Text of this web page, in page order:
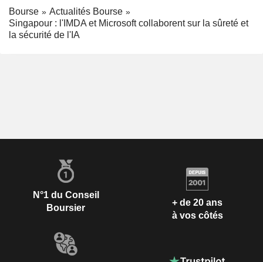
Bourse
Actualités Bourse
Singapour : l'IMDA et Microsoft collaborent sur la sûreté et
la sécurité de l'IA
N°1 du Conseil
Boursier
+ de 20 ans
à vos côtés